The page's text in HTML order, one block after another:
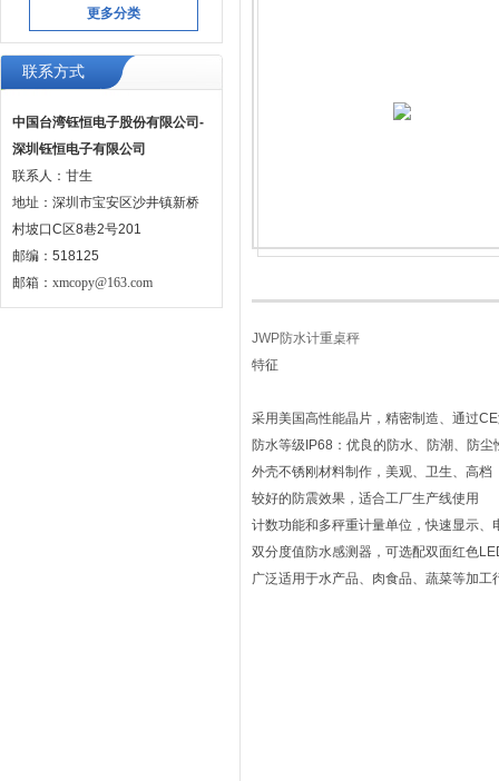
更多分类
联系方式
中国台湾钰恒电子股份有限公司-
深圳钰恒电子有限公司
联系人：甘生
地址：深圳市宝安区沙井镇新桥
村坡口C区8巷2号201
邮编：518125
邮箱： xmcopy@163.com
JWP防水计重桌秤
特征
采用美国高性能晶片，精密制造、通过
防水等级IP68：优良的防水、防潮、防尘
外壳不锈刚材料制作，美观、卫生、高档
较好的防震效果，适合工厂生产线使用
计数功能和多秤重计量单位，快速显示、
双分度值防水感测器，可选配双面红色
广泛适用于水产品、肉食品、蔬菜等加工